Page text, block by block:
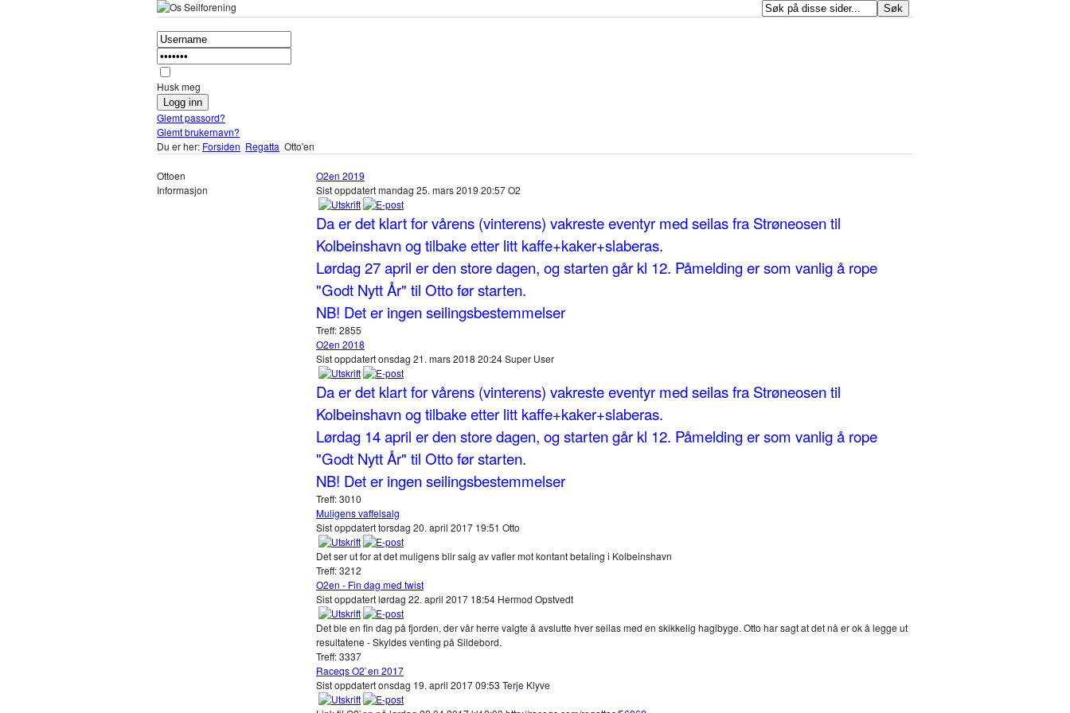
Husk meg
Glemt passord?
Glemt brukernavn?
Du er her: Forsiden Regatta Otto'en
Ottoen
Informasjon
O2en 2019
Sist oppdatert mandag 25. mars 2019 20:57O2
Da er det klart for vårens (vinterens) vakreste eventyr med seilas fra Strøneosen til
Kolbeinshavn og tilbake etter litt kaffe+kaker+slaberas.
Lørdag 27 april er den store dagen, og starten går kl 12. Påmelding er som vanlig å rope
"Godt Nytt År" til Otto før starten.
NB! Det er ingen seilingsbestemmelser
Treff: 2855
O2en 2018
Sist oppdatert onsdag 21. mars 2018 20:24Super User
Da er det klart for vårens (vinterens) vakreste eventyr med seilas fra Strøneosen til
Kolbeinshavn og tilbake etter litt kaffe+kaker+slaberas.
Lørdag 14 april er den store dagen, og starten går kl 12. Påmelding er som vanlig å rope
"Godt Nytt År" til Otto før starten.
NB! Det er ingen seilingsbestemmelser
Treff: 3010
Muligens vaffelsalg
Sist oppdatert torsdag 20. april 2017 19:51 Otto
Det ser ut for at det muligens blir salg av vafler mot kontant betaling i Kolbeinshavn
Treff: 3212
O2en - Fin dag med twist
Sist oppdatert lørdag 22. april 2017 18:54 Hermod Opstvedt
Det ble en fin dag på fjorden, der vår herre valgte å avslutte hver seilas med en skikkelig haglbyge. Otto har sagt at det nå er ok å legge ut
resultatene - Skyldes venting på Sildebord.
Treff: 3337
Raceqs O2`en 2017
Sist oppdatert onsdag 19. april 2017 09:53 Terje Klyve